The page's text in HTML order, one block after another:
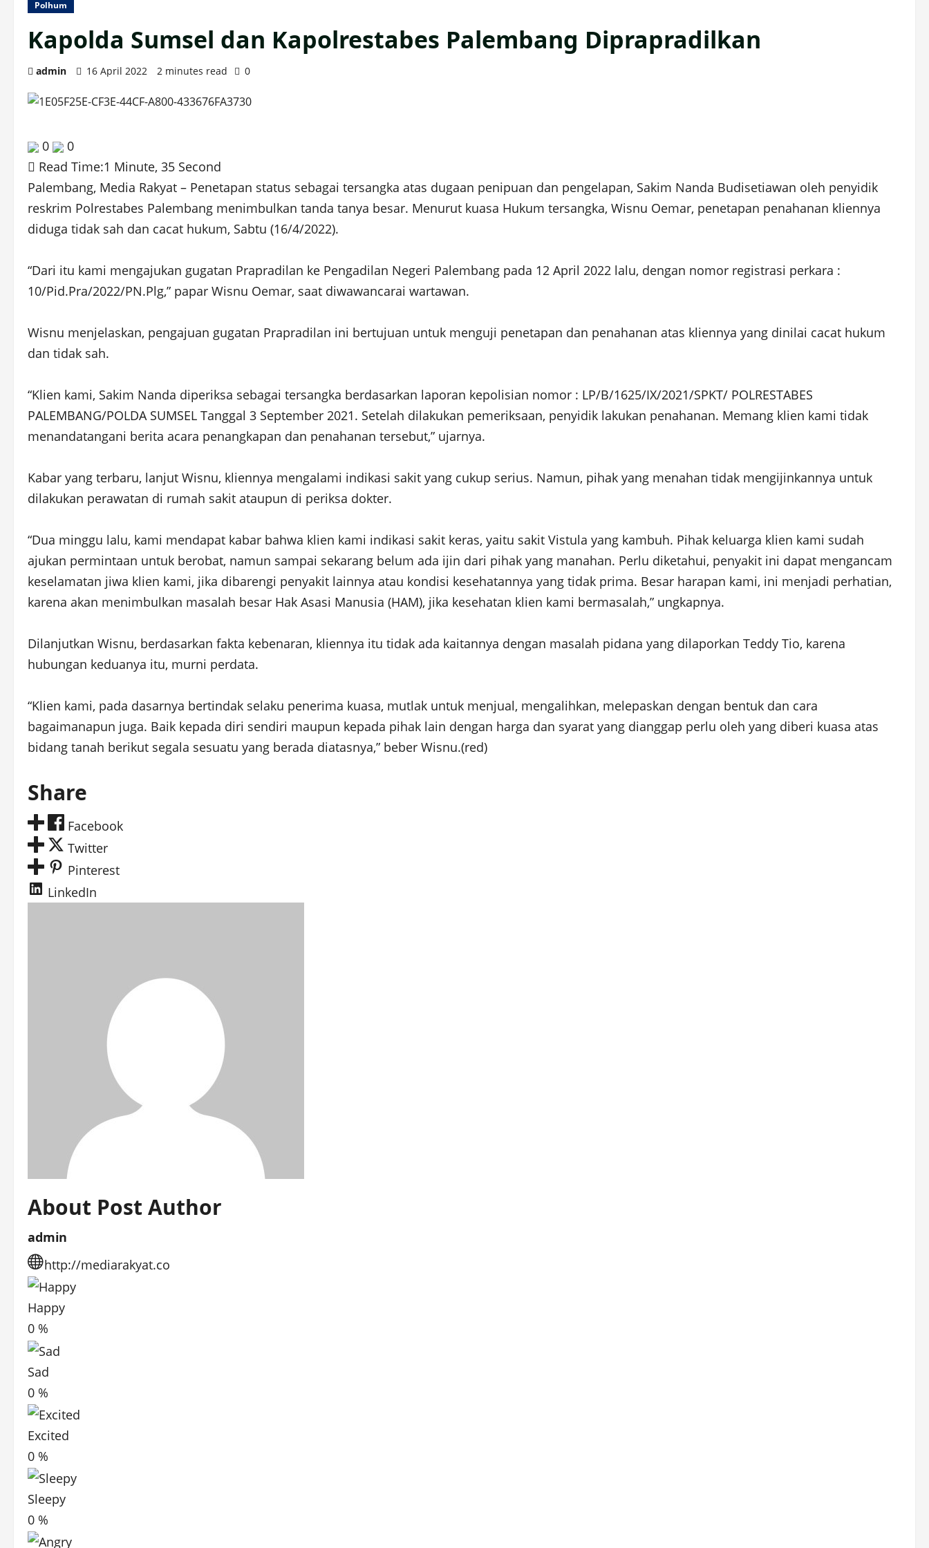
Polhum
Kapolda Sumsel dan Kapolrestabes Palembang Diprapradilkan
admin 16 April 2022 2 minutes read 0
0
0
Read Time:1 Minute, 35 Second
Palembang, Media Rakyat – Penetapan status sebagai tersangka atas dugaan penipuan dan pengelapan, Sakim Nanda Budisetiawan oleh penyidik
reskrim Polrestabes Palembang menimbulkan tanda tanya besar. Menurut kuasa Hukum tersangka, Wisnu Oemar, penetapan penahanan kliennya
diduga tidak sah dan cacat hukum, Sabtu (16/4/2022).
“Dari itu kami mengajukan gugatan Prapradilan ke Pengadilan Negeri Palembang pada 12 April 2022 lalu, dengan nomor registrasi perkara :
10/Pid.Pra/2022/PN.Plg,” papar Wisnu Oemar, saat diwawancarai wartawan.
Wisnu menjelaskan, pengajuan gugatan Prapradilan ini bertujuan untuk menguji penetapan dan penahanan atas kliennya yang dinilai cacat hukum
dan tidak sah.
“Klien kami, Sakim Nanda diperiksa sebagai tersangka berdasarkan laporan kepolisian nomor : LP/B/1625/IX/2021/SPKT/ POLRESTABES
PALEMBANG/POLDA SUMSEL Tanggal 3 September 2021. Setelah dilakukan pemeriksaan, penyidik lakukan penahanan. Memang klien kami tidak
menandatangani berita acara penangkapan dan penahanan tersebut,” ujarnya.
Kabar yang terbaru, lanjut Wisnu, kliennya mengalami indikasi sakit yang cukup serius. Namun, pihak yang menahan tidak mengijinkannya untuk
dilakukan perawatan di rumah sakit ataupun di periksa dokter.
“Dua minggu lalu, kami mendapat kabar bahwa klien kami indikasi sakit keras, yaitu sakit Vistula yang kambuh. Pihak keluarga klien kami sudah
ajukan permintaan untuk berobat, namun sampai sekarang belum ada ijin dari pihak yang manahan. Perlu diketahui, penyakit ini dapat mengancam
keselamatan jiwa klien kami, jika dibarengi penyakit lainnya atau kondisi kesehatannya yang tidak prima. Besar harapan kami, ini menjadi perhatian,
karena akan menimbulkan masalah besar Hak Asasi Manusia (HAM), jika kesehatan klien kami bermasalah,” ungkapnya.
Dilanjutkan Wisnu, berdasarkan fakta kebenaran, kliennya itu tidak ada kaitannya dengan masalah pidana yang dilaporkan Teddy Tio, karena
hubungan keduanya itu, murni perdata.
“Klien kami, pada dasarnya bertindak selaku penerima kuasa, mutlak untuk menjual, mengalihkan, melepaskan dengan bentuk dan cara
bagaimanapun juga. Baik kepada diri sendiri maupun kepada pihak lain dengan harga dan syarat yang dianggap perlu oleh yang diberi kuasa atas
bidang tanah berikut segala sesuatu yang berada diatasnya,” beber Wisnu.(red)
Share
Facebook
Twitter
Pinterest
LinkedIn
About Post Author
admin
http://mediarakyat.co
Happy
0 %
Sad
0 %
Excited
0 %
Sleepy
0 %